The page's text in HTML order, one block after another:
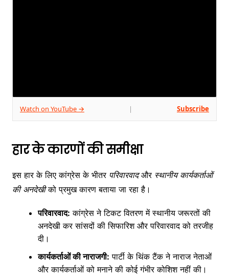
Watch on YouTube → | Subscribe
हार के कारणों की समीक्षा
इस हार के लिए कांग्रेस के भीतर परिवारवादऔर स्थानीय कार्यकर्ताओं
की अनदेखीको प्रमुख कारण बताया जा रहा है।
परिवारवाद: कांग्रेस ने टिकट वितरण में स्थानीय जरूरतों की
अनदेखी कर सांसदों की सिफारिश और परिवारवाद को तरजीह
दी।
कार्यकर्ताओं की नाराजगी: पार्टी के थिंक टैंक ने नाराज नेताओं
और कार्यकर्ताओं को मनाने की कोई गंभीर कोशिश नहीं की।